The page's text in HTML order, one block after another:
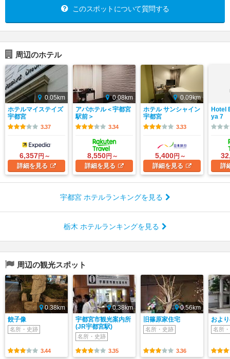
このスポットについて質問する
周辺のホテル
0.05km
ホテルマイステイズ
宇都宮
3.37
6,357円～
詳細を見る
0.08km
アパホテル＜宇都宮
駅前＞
3.34
8,550円～
詳細を見る
0.09km
ホテル サンシャイン
宇都宮
3.33
5,400円～
詳細を見る
Hotel
ya 7
詳
宇都宮 ホテルランキングを見る
栃木 ホテルランキングを見る
周辺の観光スポット
0.38km
餃子像
名所・史跡
3.44
0.38km
宇都宮市観光案内所
(JR宇都宮駅)
名所・史跡
3.35
0.56km
旧篠原家住宅
名所・史跡
3.36
およ
名所